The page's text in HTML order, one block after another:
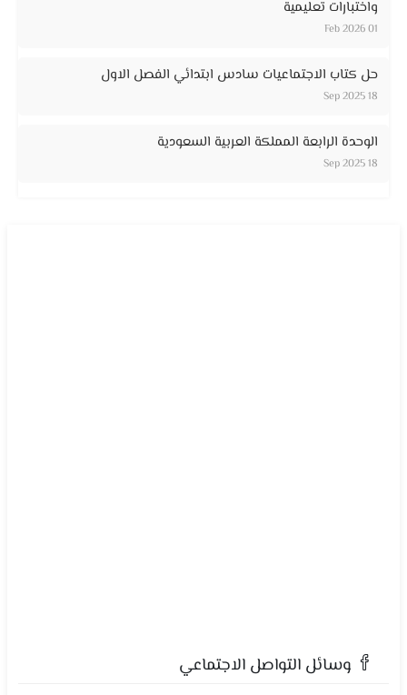
واختبارات تعليمية
01 Feb 2026
حل كتاب الاجتماعيات سادس ابتدائي الفصل الاول
18 Sep 2025
الوحدة الرابعة المملكة العربية السعودية
18 Sep 2025
وسائل التواصل الاجتماعي